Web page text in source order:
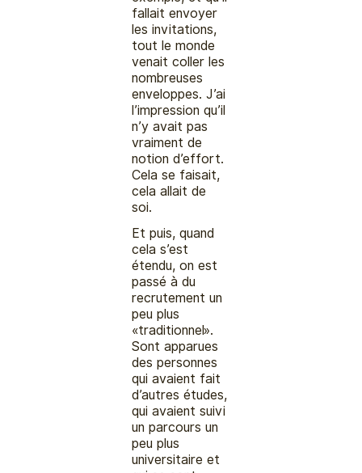
fallait envoyer
les invitations,
tout le monde
venait coller les
nombreuses
enveloppes. J’ai
l’impression qu’il
n’y avait pas
vraiment de
notion d’effort.
Cela se faisait,
cela allait de
soi.
Et puis, quand
cela s’est
étendu, on est
passé à du
recrutement un
peu plus
«traditionnel».
Sont apparues
des personnes
qui avaient fait
d’autres études,
qui avaient suivi
un parcours un
peu plus
universitaire et